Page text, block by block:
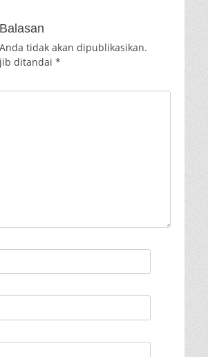
tidak akan dipublikasikan.
ditandai *